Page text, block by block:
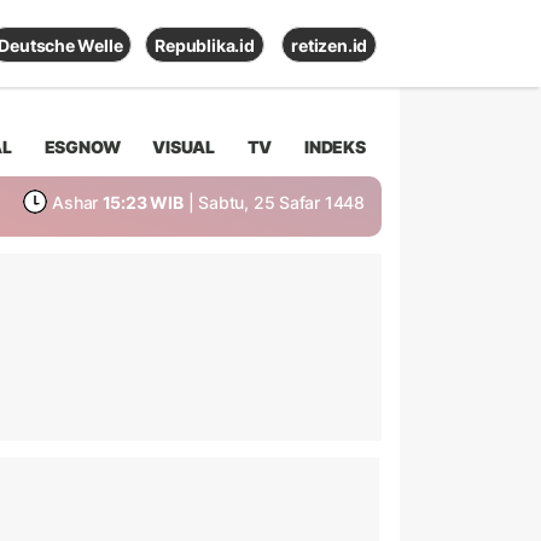
Deutsche Welle Republika.id retizen.id
ESGNOW VISUAL TV INDEKS
Ashar 15:23 WIB | Sabtu, 25 Safar 1448